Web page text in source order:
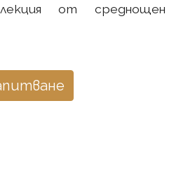
от среднощен